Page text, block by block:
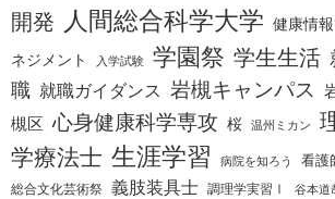
開発 人間総合科学大学 健康情
ネジメント
入学試験 学園祭 学生生活
職 就職ガイダンス 岩槻キャンパス
槻区 心身健康科学専攻 桜 温州ミカン
学療法士 生涯学習 病院を知ろう 看護
総合文化芸術祭 義肢装具士 調理学実習Ⅰ 谷本道